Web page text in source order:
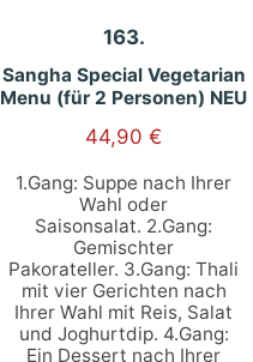
163.
Sangha Special Vegetarian
Menu (für 2 Personen) NEU
44,90€
1.Gang: Suppe nach Ihrer
Wahl oder
Saisonsalat. 2.Gang:
Gemischter
Pakorateller. 3.Gang: Thali
mit vier Gerichten nach
Ihrer Wahl mit Reis, Salat
und Joghurtdip. 4.Gang:
Ein Dessert nach Ihrer